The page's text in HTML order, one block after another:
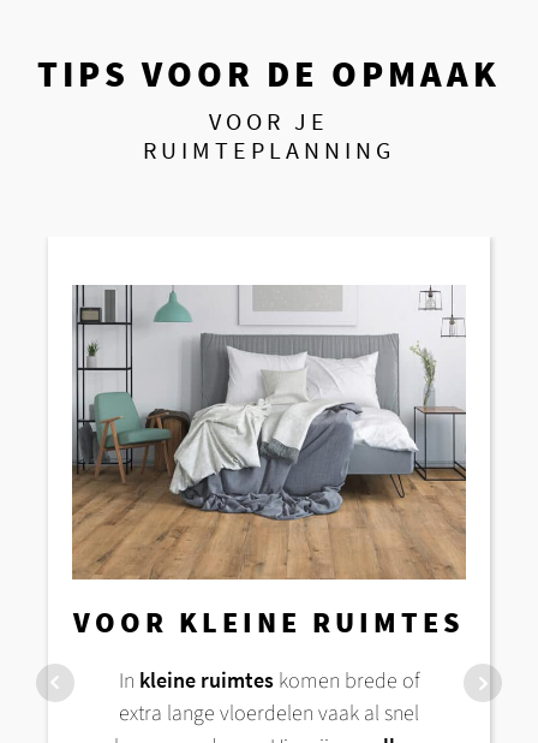
TIPS VOOR DE OPMAAK
VOOR JE
RUIMTEPLANNING
VOOR KLEINE RUIMTES
In kleine ruimteskomen brede of
extra lange vloerdelen vaak al snel
RUIMTES